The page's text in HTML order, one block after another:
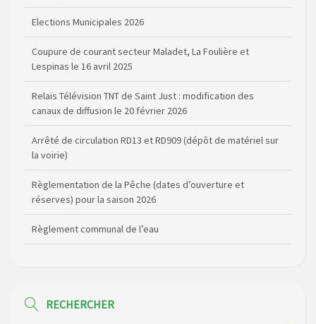
Elections Municipales 2026
Coupure de courant secteur Maladet, La Foulière et
Lespinas le 16 avril 2025
Relais Télévision TNT de Saint Just : modification des
canaux de diffusion le 20 février 2026
Arrêté de circulation RD13 et RD909 (dépôt de matériel sur
la voirie)
Règlementation de la Pêche (dates d’ouverture et
réserves) pour la saison 2026
Règlement communal de l’eau
RECHERCHER